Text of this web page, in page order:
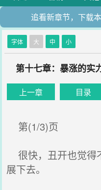
追看新章节，下载
字体 大 中 小
第十七章：暴涨的实
上一章 目录
第(1/3)页
很快，丑开也觉得
展下去。